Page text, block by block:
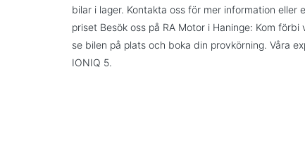
bilar i lager. Kontakta oss för mer information
priset Besök oss på RA Motor i Haninge: Kom
se bilen på plats och boka din provkörning. Våra
IONIQ 5.